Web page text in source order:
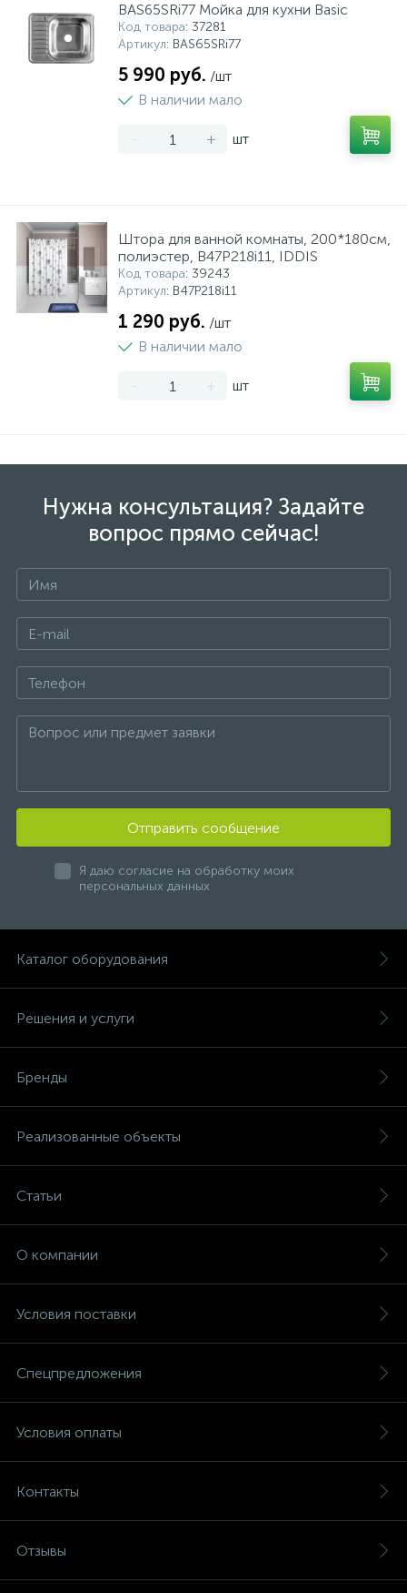
BAS65SRi77 Мойка для кухни Basic
Код товара: 37281
Артикул: BAS65SRi77
5 990 руб. /шт
В наличии мало
- + шт
Штора для ванной комнаты, 200*180см,
полиэстер, B47P218i11, IDDIS
Код товара: 39243
Артикул: B47P218i11
1 290 руб. /шт
В наличии мало
- + шт
Нужна консультация? Задайте
вопрос прямо сейчас!
Отправить сообщение
Я даю согласие на обработку моих
персональных данных
Каталог оборудования
Решения и услуги
Бренды
Реализованные объекты
Статьи
О компании
Условия поставки
Спецпредложения
Условия оплаты
Контакты
Отзывы